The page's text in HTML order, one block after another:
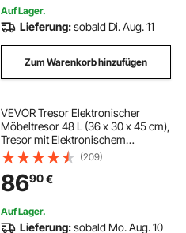
Auf Lager.
Lieferung:sobald Di. Aug. 11
Zum Warenkorb hinzufügen
VEVOR Tresor Elektronischer
Möbeltresor 48 L (36 x 30 x 45 cm),
Tresor mit Elektronischem
Zahlenschloss, Safe Möbeltresor
Schwarz, aus stabilen
Kohlenstoffstahl, feuerfest und
wasserdicht, mit LCD-Bildschirm
(209)
8690€
Auf Lager.
Lieferung:sobald Mo. Aug. 10